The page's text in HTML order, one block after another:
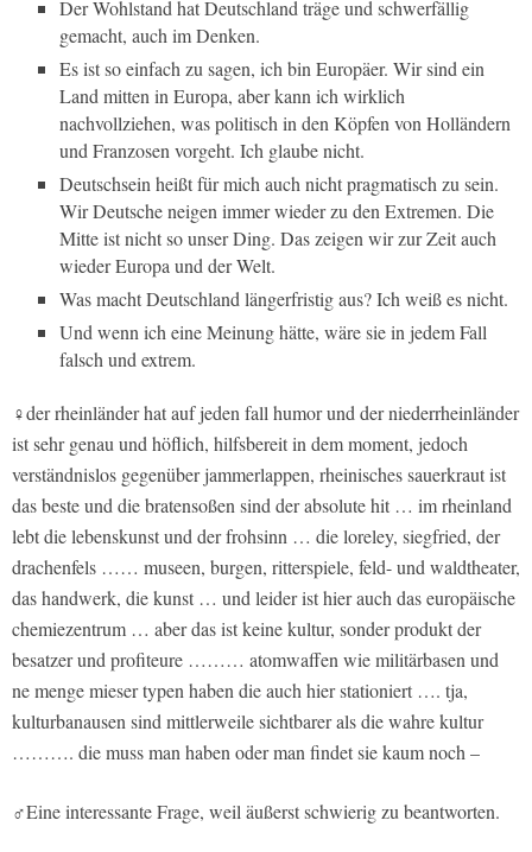
Der Wohlstand hat Deutschland träge und schwerfällig
gemacht, auch im Denken.
Es ist so einfach zu sagen, ich bin Europäer. Wir sind ein
Land mitten in Europa, aber kann ich wirklich
nachvollziehen, was politisch in den Köpfen von Holländern
und Franzosen vorgeht. Ich glaube nicht.
Deutschsein heißt für mich auch nicht pragmatisch zu sein.
Wir Deutsche neigen immer wieder zu den Extremen. Die
Mitte ist nicht so unser Ding. Das zeigen wir zur Zeit auch
wieder Europa und der Welt.
Was macht Deutschland längerfristig aus? Ich weiß es nicht.
Und wenn ich eine Meinung hätte, wäre sie in jedem Fall
falsch und extrem.
♀der rheinländer hat auf jeden fall humor und der niederrheinländer
ist sehr genau und höflich, hilfsbereit in dem moment, jedoch
verständnislos gegenüber jammerlappen, rheinisches sauerkraut ist
das beste und die bratensoßen sind der absolute hit … im rheinland
lebt die lebenskunst und der frohsinn … die loreley, siegfried, der
drachenfels …… museen, burgen, ritterspiele, feld- und waldtheater,
das handwerk, die kunst … und leider ist hier auch das europäische
chemiezentrum … aber das ist keine kultur, sonder produkt der
besatzer und profiteure ……… atomwaffen wie militärbasen und
ne menge mieser typen haben die auch hier stationiert …. tja,
kulturbanausen sind mittlerweile sichtbarer als die wahre kultur
………. die muss man haben oder man findet sie kaum noch –
♂Eine interessante Frage, weil äußerst schwierig zu beantworten.